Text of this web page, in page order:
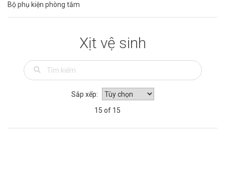
Bộ phụ kiện phòng tắm
Xịt vệ sinh
Sắp xếp:
15 of 15